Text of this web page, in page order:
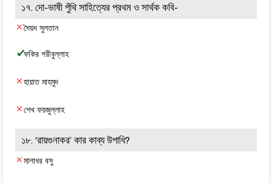
১৭. দো-ভাষী পুঁথি সাহিত্যের প্রথম ও সার্থক কবি-
সৈয়দ সুলতান
ফকির গরীবুল্লাহ
হায়াত মাহমুদ
শেখ ফয়জুল্লাহ
১৮. ‘রায়গুনাকর’ কার কাব্য উপাধি?
মালাধর বসু